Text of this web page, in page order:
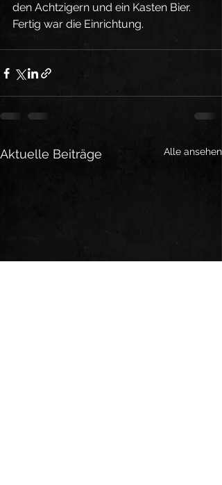
den Achtzigern und ein Kasten Bier.
Fertig war die Einrichtung.
Aktuelle Beiträge Alle ansehen